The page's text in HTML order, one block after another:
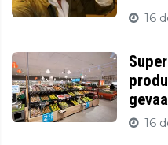
16
16